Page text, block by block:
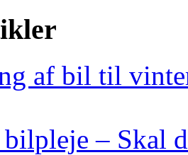
af bil til
– Skal